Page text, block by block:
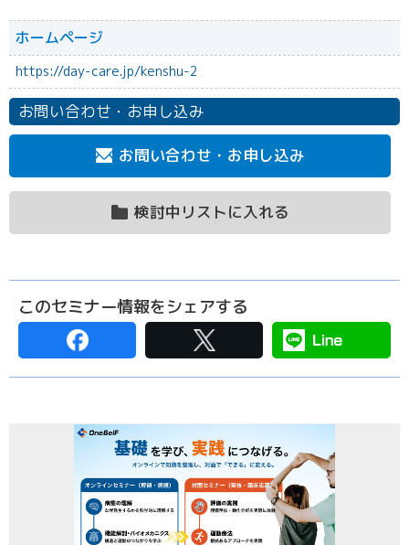
ホームページ
https://day-care.jp/kenshu-2
お問い合わせ・お申し込み
お問い合わせ・お申し込み
検討中リストに入れる
このセミナー情報をシェアする